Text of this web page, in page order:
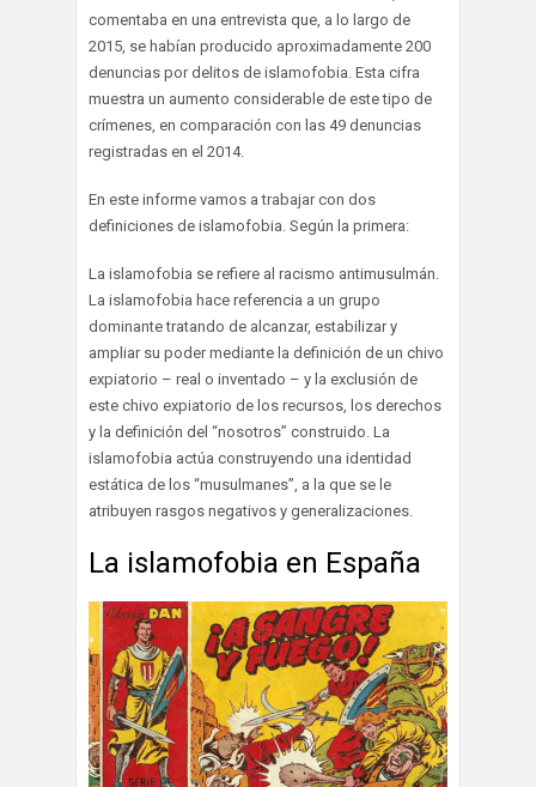
comentaba en una entrevista que, a lo largo de
2015, se habían producido aproximadamente 200
denuncias por delitos de islamofobia. Esta cifra
muestra un aumento considerable de este tipo de
crímenes, en comparación con las 49 denuncias
registradas en el 2014.
En este informe vamos a trabajar con dos
definiciones de islamofobia. Según la primera:
La islamofobia se refiere al racismo antimusulmán.
La islamofobia hace referencia a un grupo
dominante tratando de alcanzar, estabilizar y
ampliar su poder mediante la definición de un chivo
expiatorio – real o inventado – y la exclusión de
este chivo expiatorio de los recursos, los derechos
y la definición del “nosotros” construido. La
islamofobia actúa construyendo una identidad
estática de los “musulmanes”, a la que se le
atribuyen rasgos negativos y generalizaciones.
La islamofobia en España